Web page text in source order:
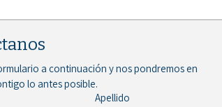
a continuación y nos pondremos en
lo antes posible.
Apellido